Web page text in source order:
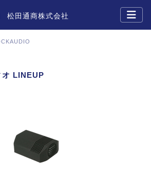
松田通商株式会社
オ LINEUP